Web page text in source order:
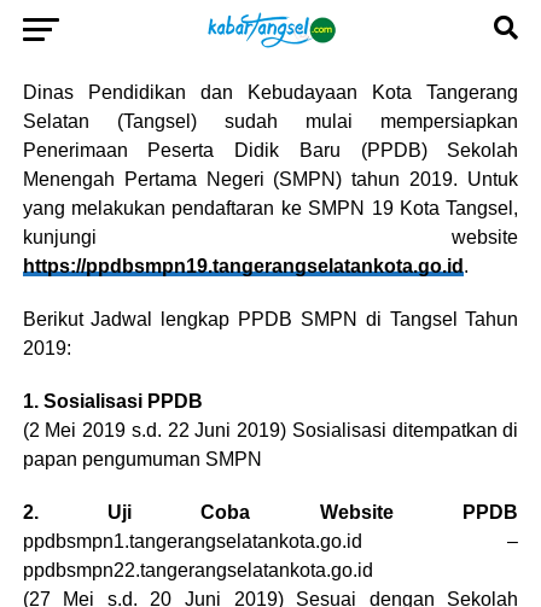
Dinas Pendidikan dan Kebudayaan Kota Tangerang
Selatan (Tangsel) sudah mulai mempersiapkan
Penerimaan Peserta Didik Baru (PPDB) Sekolah
Menengah Pertama Negeri (SMPN) tahun 2019. Untuk
yang melakukan pendaftaran ke SMPN 19 Kota Tangsel,
kunjungi website
https://ppdbsmpn19.tangerangselatankota.go.id .
BerikutJadwal lengkap PPDB SMPN di Tangsel Tahun
2019:
1. Sosialisasi PPDB
(2 Mei 2019 s.d. 22 Juni 2019) Sosialisasi ditempatkan di
papan pengumuman SMPN
2. Uji Coba Website PPDB
ppdbsmpn1.tangerangselatankota.go.id –
ppdbsmpn22.tangerangselatankota.go.id
(27 Mei s.d. 20 Juni 2019) Sesuai dengan Sekolah